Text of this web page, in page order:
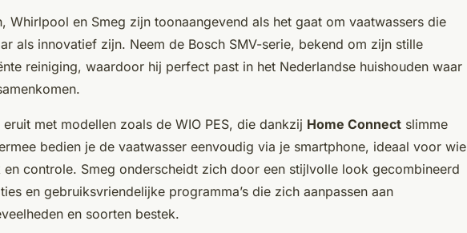
Whirlpool en Smeg zijn toonaangevend als het gaat om vaatwassers die
als innovatief zijn. Neem de Bosch SMV-serie, bekend om zijn stille
reiniging, waardoor hij perfect past in het Nederlandse huishouden waar
met modellen zoals de WIO PES, die dankzij Home Connect slimme
bedien je de vaatwasser eenvoudig via je smartphone, ideaal voor wie
en controle. Smeg onderscheidt zich door een stijlvolle look gecombineerd
en gebruiksvriendelijke programma’s die zich aanpassen aan
en soorten bestek.